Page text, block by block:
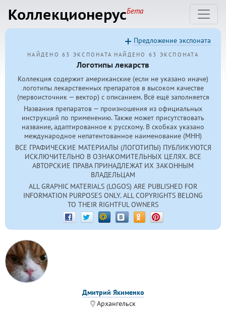
КоллекционерусБета
НАЙДЕНО 63 ЭКСПОНАТА НАЙДЕНО 63 ЭКСПОНАТА
Логотипы лекарств
Коллекция содержит американские (если не указано иначе)
логотипы лекарственных препаратов в высоком качестве
(первоисточник — вектор) с описанием. Всё ещё заполняется
Названия препаратов — произношения из официальных
инструкций по применению. Также может присутствовать
название, адаптированное к русскому. В скобках указано
международное непатентованное наименование (МНН)
ВСЕ ГРАФИЧЕСКИЕ МАТЕРИАЛЫ (ЛОГОТИПЫ) ПУБЛИКУЮТСЯ
ИСКЛЮЧИТЕЛЬНО В ОЗНАКОМИТЕЛЬНЫХ ЦЕЛЯХ. ВСЕ
АВТОРСКИЕ ПРАВА ПРИНАДЛЕЖАТ ИХ ЗАКОННЫМ
ВЛАДЕЛЬЦАМ
ALL GRAPHIC MATERIALS (LOGOS) ARE PUBLISHED FOR
INFORMATION PURPOSES ONLY. ALL COPYRIGHTS BELONG
TO THEIR RIGHTFUL OWNERS
Предложение экспоната
Дмитрий Якименко
Архангельск